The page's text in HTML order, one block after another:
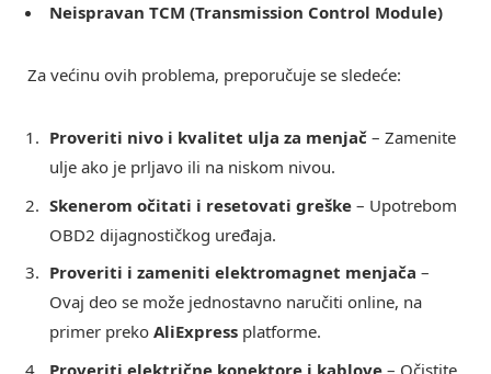
Neispravan TCM (Transmission Control Module)
Za većinu ovih problema, preporučuje se sledeće:
Proveriti nivo i kvalitet ulja za menjač – Zamenite
ulje ako je prljavo ili na niskom nivou.
Skenerom očitati i resetovati greške – Upotrebom
OBD2 dijagnostičkog uređaja.
Proveriti i zameniti elektromagnet menjača –
Ovaj deo se može jednostavno naručiti online, na
primer preko AliExpress platforme.
Proveriti električne konektore i kablove – Očistite